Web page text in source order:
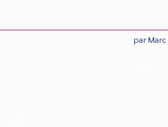
par Marc